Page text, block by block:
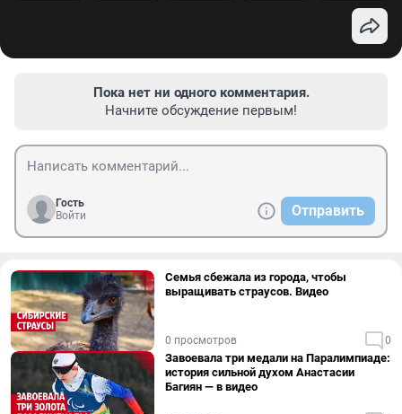
Пока нет ни одного комментария.
Начните обсуждение первым!
Гость
Войти
Отправить
Семья сбежала из города, чтобы
выращивать страусов. Видео
0 просмотров 0
Завоевала три медали на Паралимпиаде:
история сильной духом Анастасии
Багиян — в видео